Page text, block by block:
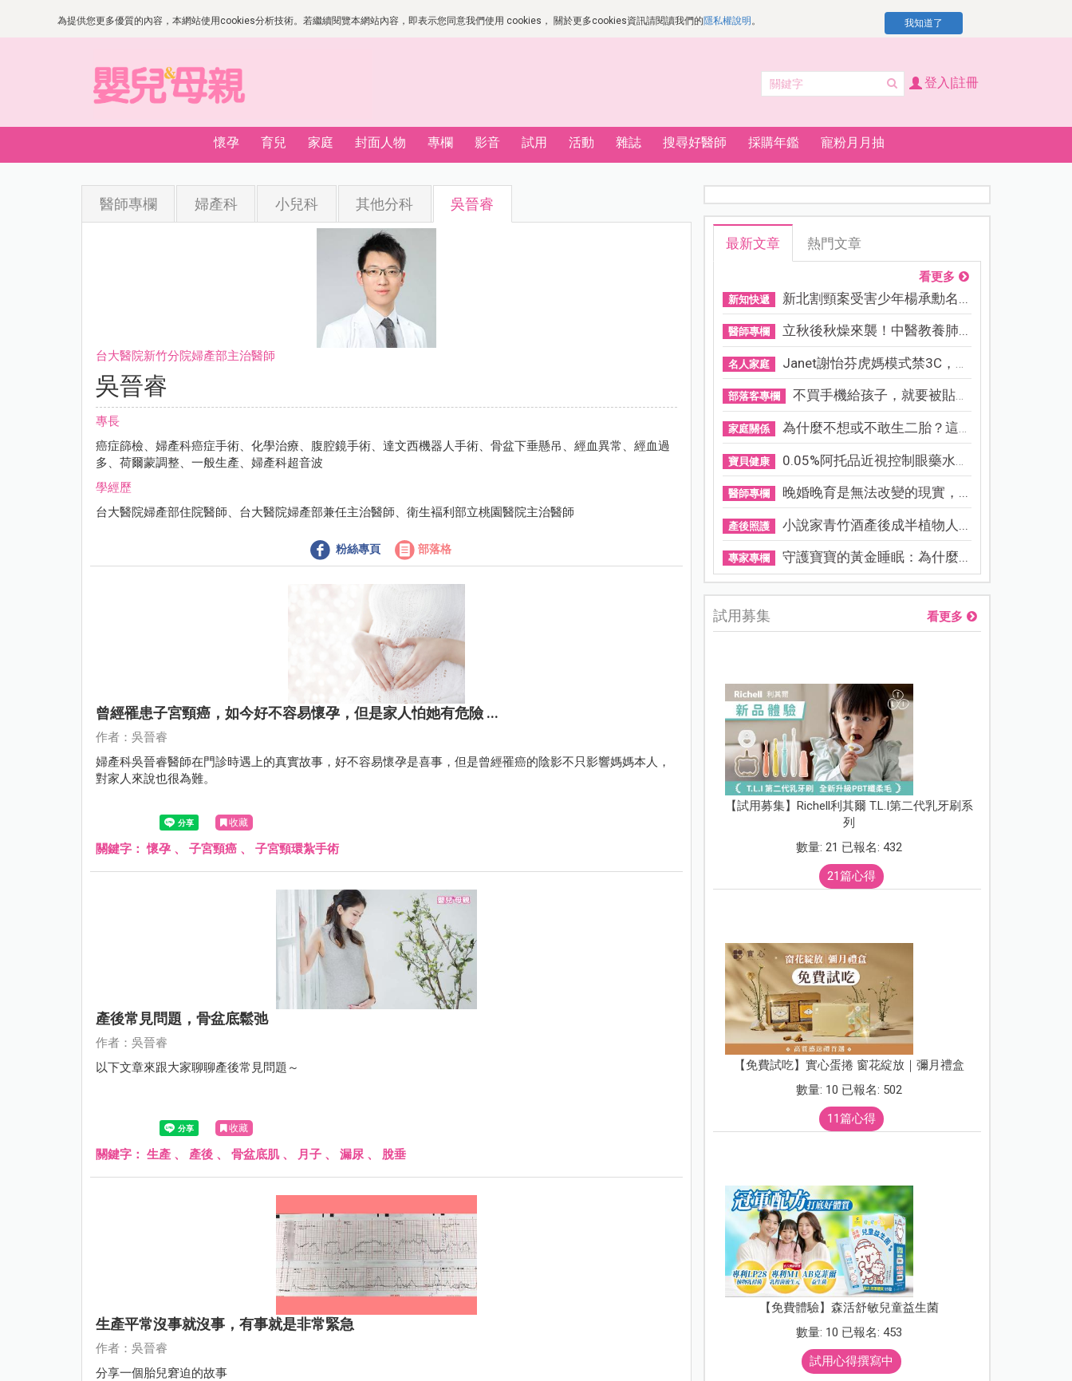
為提供您更多優質的內容，本網站使用cookies分析技術。若繼續閱覽本網站內容，即表示您同意我們使用 cookies， 關於更多cookies資訊請閱讀我們的隱私權說明 。 我知道了
登入|註冊
懷孕 育兒 家庭 封面人物 專欄 影音 試用 活動 雜誌 搜尋好醫師 採購年鑑 寵粉月月抽
醫師專欄 婦產科 小兒科 其他分科 吳晉睿
台大醫院新竹分院婦產部主治醫師
吳晉睿
專長
癌症篩檢、婦產科癌症手術、化學治療、腹腔鏡手術、達文西機器人手術、骨盆下垂懸吊、經血異常、經血過
多、荷爾蒙調整、一般生產、婦產科超音波
學經歷
台大醫院婦產部住院醫師、台大醫院婦產部兼任主治醫師、衛生褔利部立桃園醫院主治醫師
粉絲專頁 部落格
曾經罹患子宮頸癌，如今好不容易懷孕，但是家人怕她有危險 ...
作者：吳晉睿
婦產科吳晉睿醫師在門診時遇上的真實故事，好不容易懷孕是喜事，但是曾經罹癌的陰影不只影響媽媽本人，
對家人來說也很為難。
收藏
關鍵字：懷孕 、 子宮頸癌 、 子宮頸環紮手術
產後常見問題，骨盆底鬆弛
作者：吳晉睿
以下文章來跟大家聊聊產後常見問題～
收藏
關鍵字： 生產 、 產後 、 骨盆底肌、 月子 、 漏尿 、 脫垂
生產平常沒事就沒事，有事就是非常緊急
作者：吳晉睿
分享一個胎兒窘迫的故事
最新文章 熱門文章
看更多
新知快遞 新北割頸案受害少年楊承勳名...
醫師專欄 立秋後秋燥來襲！中醫教養肺...
名人家庭 Janet謝怡芬虎媽模式禁3C，看...
部落客專欄 不買手機給孩子，就要被貼「...
家庭關係 為什麼不想或不敢生二胎？這8...
寶貝健康 0.05%阿托品近視控制眼藥水納...
醫師專欄 晚婚晚育是無法改變的現實，...
產後照護 小說家青竹酒產後成半植物人...
專家專欄 守護寶寶的黃金睡眠：為什麼...
試用募集 看更多
【試用募集】Richell利其爾 T.L.I第二代乳牙刷系
列
數量: 21 已報名: 432
21篇心得
【免費試吃】實心蛋捲 窗花綻放｜彌月禮盒
數量: 10 已報名: 502
11篇心得
【免費體驗】森活舒敏兒童益生菌
數量: 10 已報名: 453
試用心得撰寫中